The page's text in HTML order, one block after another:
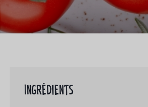
Ingrédients